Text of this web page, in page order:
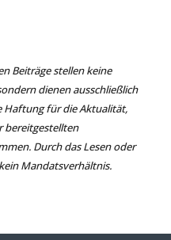
Beiträge stellen keine
dienen ausschließlich
Haftung für die Aktualität,
bereitgestellten
Durch das Lesen oder
Mandatsverhältnis.